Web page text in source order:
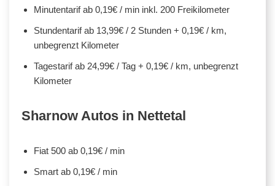
Minutentarif ab 0,19€ / min inkl. 200 Freikilometer
Stundentarif ab 13,99€ / 2 Stunden + 0,19€ / km,
unbegrenzt Kilometer
Tagestarif ab 24,99€ / Tag + 0,19€ / km, unbegrenzt
Kilometer
Sharnow Autos in Nettetal
Fiat 500 ab 0,19€ / min
Smart ab 0,19€ / min